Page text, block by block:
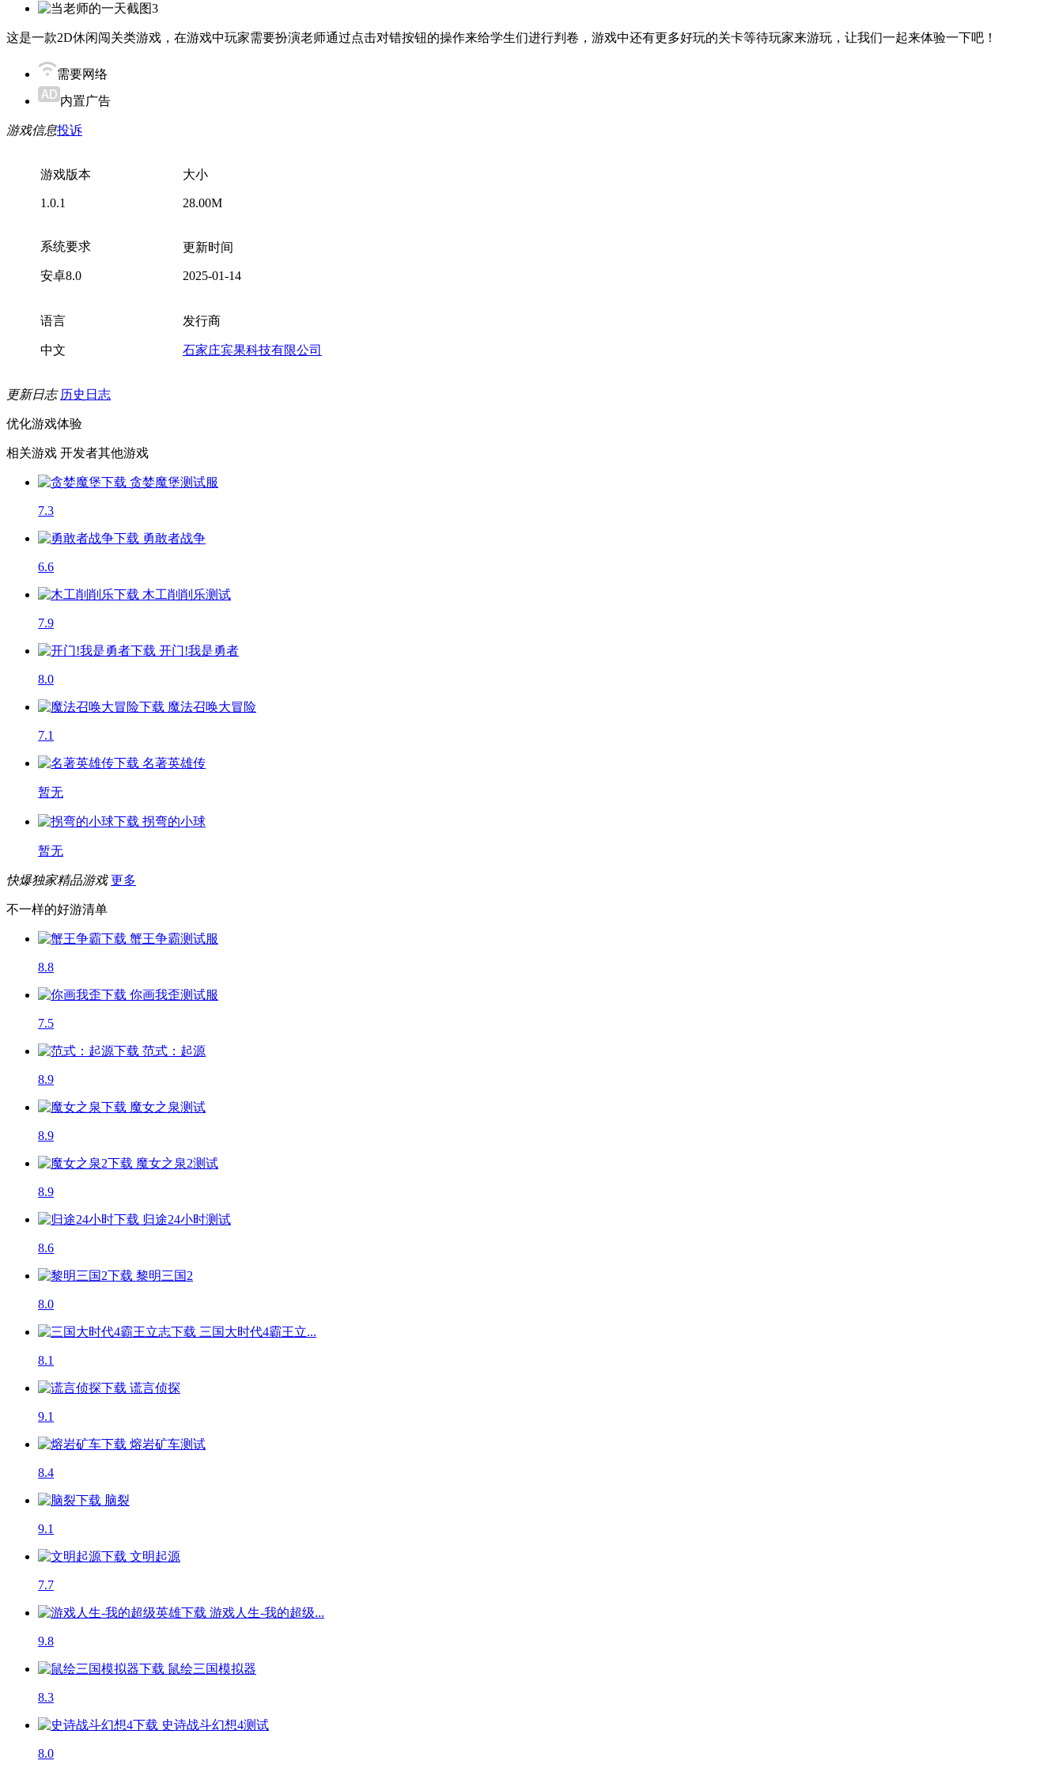
这是一款2D休闲闯关类游戏，在游戏中玩家需要扮演老师通过点击对错按钮的操作来给学生们进行判卷，游戏中还有更多好玩的关卡等待玩家来游玩，让我们一起来体验一下吧！
需要网络
内置广告
游戏信息投诉
游戏版本
1.0.1
大小
28.00M
系统要求
安卓8.0
更新时间
2025-01-14
语言
中文
发行商
石家庄宾果科技有限公司
更新日志 历史日志
优化游戏体验
相关游戏 开发者其他游戏
贪婪魔堡测试服
7.3
勇敢者战争
6.6
木工削削乐测试
7.9
开门!我是勇者
8.0
魔法召唤大冒险
7.1
名著英雄传
暂无
拐弯的小球
暂无
快爆独家精品游戏 更多
不一样的好游清单
蟹王争霸测试服
8.8
你画我歪测试服
7.5
范式：起源
8.9
魔女之泉测试
8.9
魔女之泉2测试
8.9
归途24小时测试
8.6
黎明三国2
8.0
三国大时代4霸王立...
8.1
谎言侦探
9.1
熔岩矿车测试
8.4
脑裂
9.1
文明起源
7.7
游戏人生-我的超级...
9.8
鼠绘三国模拟器
8.3
史诗战斗幻想4测试
8.0